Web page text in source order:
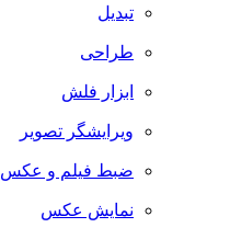
تبدیل
طراحی
ابزار فلش
ویرایشگر تصویر
ضبط فيلم و عكس
نمایش عکس